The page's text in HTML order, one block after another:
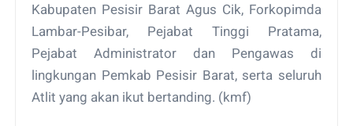
Kabupaten Pesisir Barat Agus Cik, Forkopimda
Lambar-Pesibar, Pejabat Tinggi Pratama,
Pejabat Administrator dan Pengawas di
lingkungan Pemkab Pesisir Barat, serta seluruh
Atlit yang akan ikut bertanding. (kmf)